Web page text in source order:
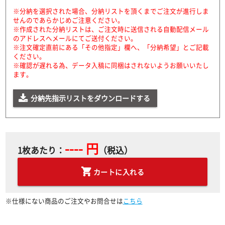
※分納を選択された場合、分納リストを頂くまでご注文が進行しま
せんのであらかじめご注意ください。
※作成された分納リストは、ご注文時に送信される自動配信メール
のアドレスへメールにてご送付ください。
※注文確定直前にある「その他指定」欄へ、「分納希望」とご記載
ください。
※確認が遅れる為、データ入稿に同梱はされないようお願いいたし
ます。
分納先指示リストをダウンロードする
1枚あたり： ---- 円 （税込）
カートに入れる
※仕様にない商品のご注文やお問合せはこちら